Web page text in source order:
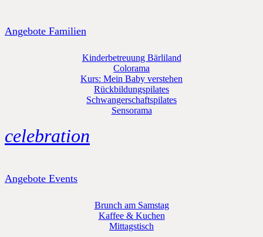
Angebote Familien
Kinderbetreuung Bärliland
Colorama
Kurs: Mein Baby verstehen
Rückbildungspilates
Schwangerschaftspilates
Sensorama
celebration
Angebote Events
Brunch am Samstag
Kaffee & Kuchen
Mittagstisch